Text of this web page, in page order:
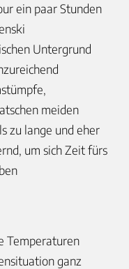
ein paar Stunden
Untergrund
meiden
zu lange und eher
um sich Zeit fürs
Temperaturen
ganz